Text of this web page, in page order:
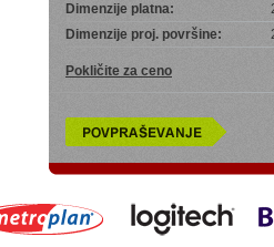
Dimenzije platna:
Dimenzije proj. površine:
Pokličite za ceno